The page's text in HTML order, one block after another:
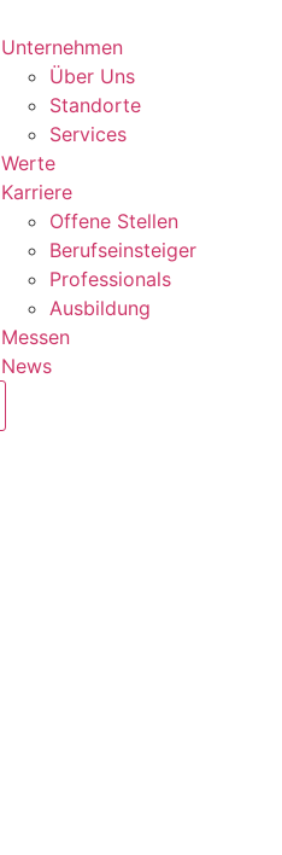
Unternehmen
Über Uns
Standorte
Services
Werte
Karriere
Offene Stellen
Berufseinsteiger
Professionals
Ausbildung
Messen
News